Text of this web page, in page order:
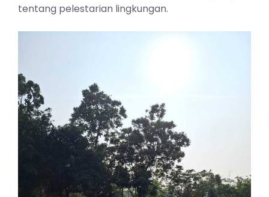
tentang pelestarian lingkungan.